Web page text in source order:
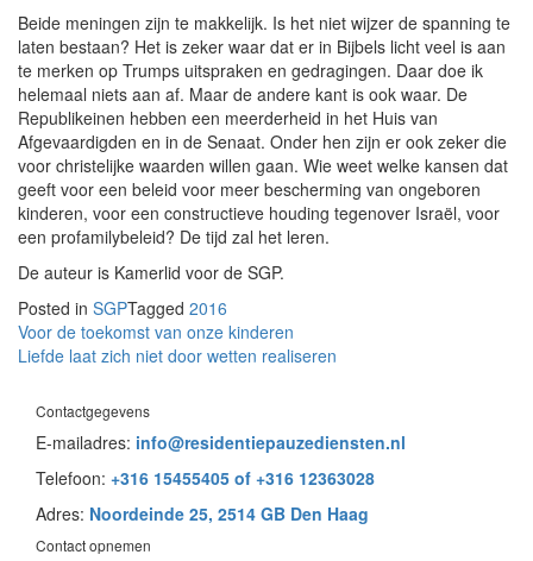
Beide meningen zijn te makkelijk. Is het niet wijzer de spanning te
laten bestaan? Het is zeker waar dat er in Bijbels licht veel is aan
te merken op Trumps uitspraken en gedragingen. Daar doe ik
helemaal niets aan af. Maar de andere kant is ook waar. De
Republikeinen hebben een meerderheid in het Huis van
Afgevaardigden en in de Senaat. Onder hen zijn er ook zeker die
voor christelijke waarden willen gaan. Wie weet welke kansen dat
geeft voor een beleid voor meer bescherming van ongeboren
kinderen, voor een constructieve houding tegenover Israël, voor
een profamilybeleid? De tijd zal het leren.
De auteur is Kamerlid voor de SGP.
Posted in SGPTagged 2016
Bericht
navigatie
Voor de toekomst van onze kinderen
Liefde laat zich niet door wetten realiseren
Contactgegevens
E-mailadres: info@residentiepauzediensten.nl
Telefoon: +316 15455405 of +316 12363028
Adres: Noordeinde 25, 2514 GB Den Haag
Contact opnemen